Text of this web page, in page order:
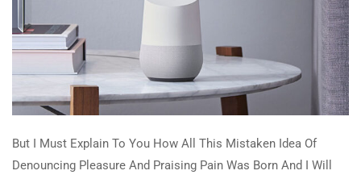
But I Must Explain To You How All This Mistaken Idea Of
Denouncing Pleasure And Praising Pain Was Born And I Will